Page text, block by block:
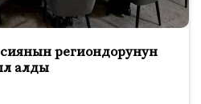
региондорунун
алды